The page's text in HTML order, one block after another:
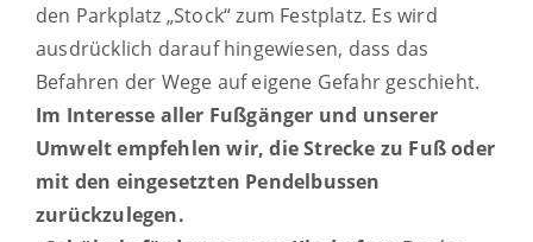
den Parkplatz „Stock“ zum Festplatz. Es wird
ausdrücklich darauf hingewiesen, dass das
Befahren der Wege auf eigene Gefahr geschieht.
Im Interesse aller Fußgänger und unserer
Umwelt empfehlen wir, die Strecke zu Fuß oder
mit den eingesetzten Pendelbussen
zurückzulegen.